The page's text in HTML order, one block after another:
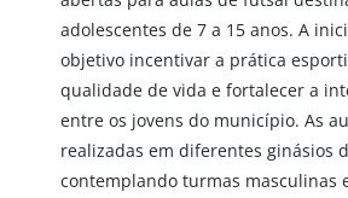
adolescentes de 7 a 15 anos. A
objetivo incentivar a prática
qualidade de vida e fortalecer a
entre os jovens do município. As
realizadas em diferentes ginásios
contemplando turmas masculinas